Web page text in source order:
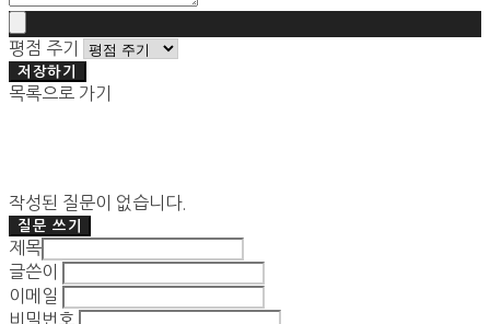
평점 주기
저장하기
목록으로 가기
작성된 질문이 없습니다.
질문 쓰기
제목
글쓴이
이메일
비밀번호